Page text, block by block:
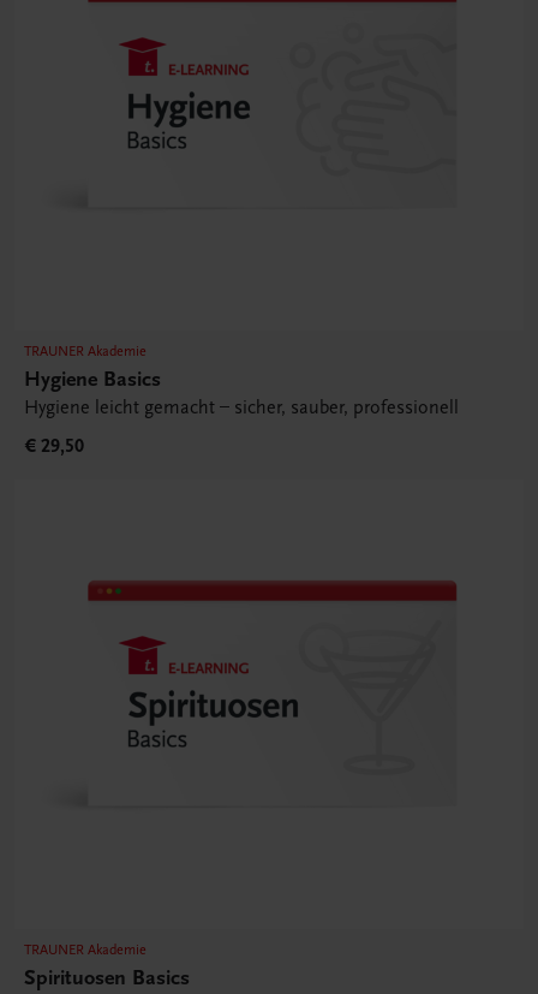
TRAUNER Akademie
Hygiene Basics
Hygiene leicht gemacht – sicher, sauber, professionell
€ 29,50
TRAUNER Akademie
Spirituosen Basics